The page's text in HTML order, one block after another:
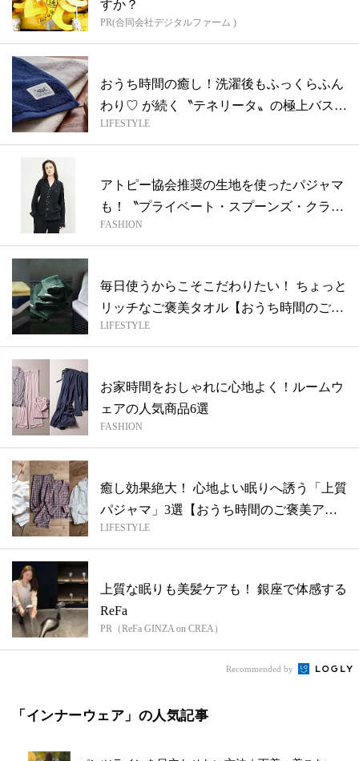
すか？
PR(合同会社デジタルファーム )
おうち時間の癒し！洗濯後もふっくらふん
わり♡ が続く〝テネリータ〟の極上バスタ
オ...
LIFESTYLE
アトピー協会推奨の生地を使ったパジャマ
も！〝プライベート・スプーンズ・クラ
ブ〟の...
FASHION
毎日使うからこそこだわりたい！ ちょっと
リッチなご褒美タオル【おうち時間のご褒
美...
LIFESTYLE
お家時間をおしゃれに心地よく！ルームウ
ェアの人気商品6選
FASHION
癒し効果絶大！ 心地よい眠りへ誘う「上質
パジャマ」3選【おうち時間のご褒美アイ
テ...
LIFESTYLE
上質な眠りも美髪ケアも！ 銀座で体感する
ReFa
PR（ReFa GINZA on CREA）
Recommended by
「インナーウェア」の人気記事